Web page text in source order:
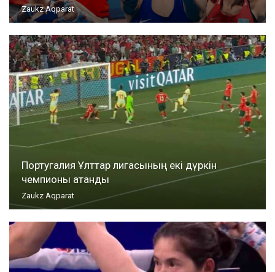
Zaukz Aqparat
Португалия Ұлттар лигасының екі дүркін
чемпионы атанды
Zaukz Aqparat